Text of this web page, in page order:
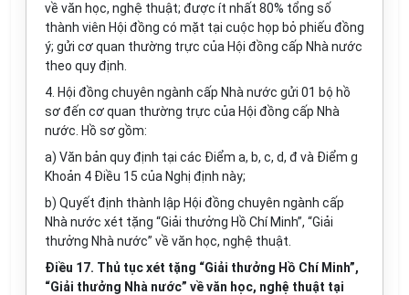
về văn học, nghệ thuật; được ít nhất 80% tổng số
thành viên Hội đồng có mặt tại cuộc họp bỏ phiếu đồng
ý; gửi cơ quan thường trực của Hội đồng cấp Nhà nước
theo quy định.
4. Hội đồng chuyên ngành cấp Nhà nước gửi 01 bộ hồ
sơ đến cơ quan thường trực của Hội đồng cấp Nhà
nước. Hồ sơ gồm:
a) Văn bản quy định tại các Điểm a, b, c, d, đ và Điểm g
Khoản 4 Điều 15 của Nghị định này;
b) Quyết định thành lập Hội đồng chuyên ngành cấp
Nhà nước xét tặng “Giải thưởng Hồ Chí Minh”, “Giải
thưởng Nhà nước” về văn học, nghệ thuật.
Điều 17. Thủ tục xét tặng “Giải thưởng Hồ Chí Minh”,
“Giải thưởng Nhà nước” về văn học, nghệ thuật tại